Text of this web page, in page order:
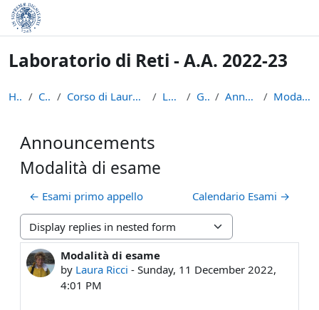
Skip to main content
Laboratorio di Reti - A.A. 2022-23
Home Courses Corso di Laurea in Informatica (L-31) LPR-22-23 General Announcements Modalità di esame
Announcements
Modalità di esame
← Esami primo appello Calendario Esami →
Display mode
Modalità di esame
by Laura Ricci -Sunday, 11 December 2022,
4:01 PM
Number of replies: 0